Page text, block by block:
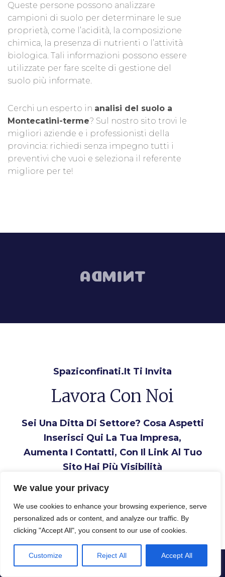
We value your privacy
We use cookies to enhance your browsing experience, serve
personalized ads or content, and analyze our traffic. By
clicking "Accept All", you consent to our use of cookies.
Customize Reject All Accept All
Queste persone possono analizzare
campioni di suolo per determinare le sue
proprietà, come l’acidità, la composizione
chimica, la presenza di nutrienti o l’attività
biologica. Tali informazioni possono essere
utilizzate per fare scelte di gestione del
suolo più informate.
Cerchi un esperto in analisi del suolo a
Montecatini-terme? Sul nostro sito trovi le
migliori aziende e i professionisti della
provincia: richiedi senza impegno tutti i
preventivi che vuoi e seleziona il referente
migliore per te!
Spaziconfinati.it Ti Invita
Lavora Con Noi
Sei Una Ditta Di Settore? Cosa Aspetti
Inserisci Qui La Tua Impresa,
Aumenta I Contatti, Con Il Link Al Tuo
Sito Hai Più Visibilità
Inserisci la tua Ditta